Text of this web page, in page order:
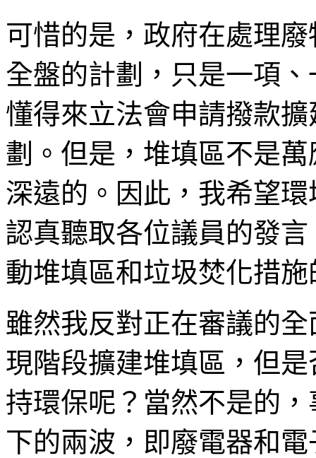
可惜的是，政府在處理
全盤的計劃，只是一項
懂得來立法會申請撥款
劃。但是，堆填區不是
深遠的。因此，我希望
認真聽取各位議員的發
動堆填區和垃圾焚化措
雖然我反對正在審議的
現階段擴建堆填區，但
持環保呢？當然不是的
下的兩波，即廢電器和